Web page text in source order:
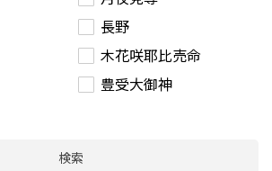
長野
木花咲耶比売命
豊受大御神
検索